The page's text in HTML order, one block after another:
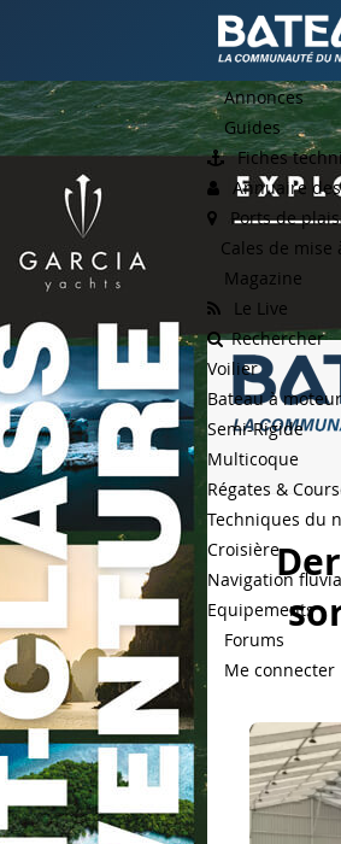
Annonces
Guides
Fiches
Annuaire
Ports de
Cales de mise
Magazine
Le Live
Rechercher
Voilier
Bateau à moteur
Semi-Rigide
Multicoque
Régates &
Techniques du
Croisière
Navigation
Equipements
Forums
Me connecter
Culture
amateur
& Marinas
Histoire